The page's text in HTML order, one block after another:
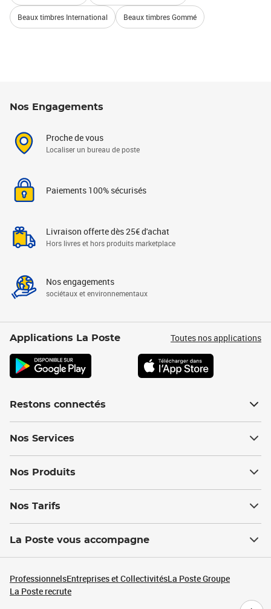
Beaux timbres International Beaux timbres Gommé
Nos Engagements
Proche de vous
Localiser un bureau de poste
Paiements 100% sécurisés
Livraison offerte dès 25€ d'achat
Hors livres et hors produits marketplace
Nos engagements
sociétaux et environnementaux
Applications La Poste Toutes nos applications
Restons connectés
Nos Services
Nos Produits
Nos Tarifs
La Poste vous accompagne
ProfessionnelsEntreprises et CollectivitésLa Poste Groupe
La Poste recrute